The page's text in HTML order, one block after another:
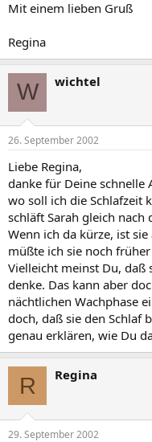
Mit einem lieben Gruß
Regina
W wichtel
26. September 2002
Liebe Regina,
danke für Deine schnelle
wo soll ich die Schlafzeit
schläft Sarah gleich nach
Wenn ich da kürze, ist
müßte ich sie noch
Vielleicht meinst Du, daß
denke. Das kann aber
nächtlichen Wachphase
doch, daß sie den Schlaf
genau erklären, wie Du
R Regina
29. September 2002